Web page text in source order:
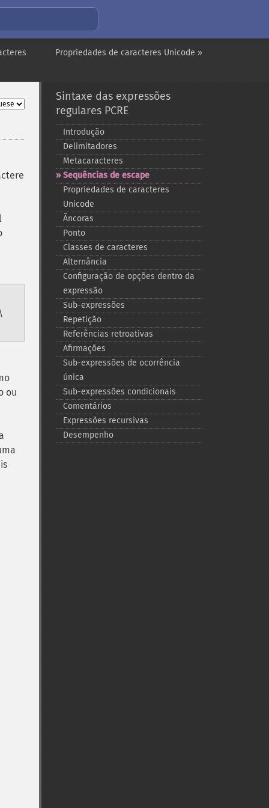
Propriedades de caracteres Unicode »
ou
Sintaxe das expressões
regulares PCRE
Introdução
Delimitadores
Metacaracteres
Sequências de escape
Propriedades de caracteres
Unicode
Âncoras
Ponto
Classes de caracteres
Alternância
Configuração de opções dentro da
expressão
Sub-​expressões
Repetição
Referências retroativas
Afirmações
Sub-​expressões de ocorrência
única
Sub-​expressões condicionais
Comentários
Expressões recursivas
Desempenho